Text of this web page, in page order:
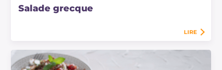
Salade grecque
LIRE